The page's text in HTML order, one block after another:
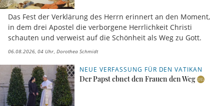
Das Fest der Verklärung des Herrn erinnert an den Moment,
in dem drei Apostel die verborgene Herrlichkeit Christi
schauten und verweist auf die Schönheit als Weg zu Gott.
06.08.2026, 04 Uhr Dorothea Schmidt
NEUE VERFASSUNG FÜR DEN VATIKAN
Der Papst ebnet den Frauen den Weg